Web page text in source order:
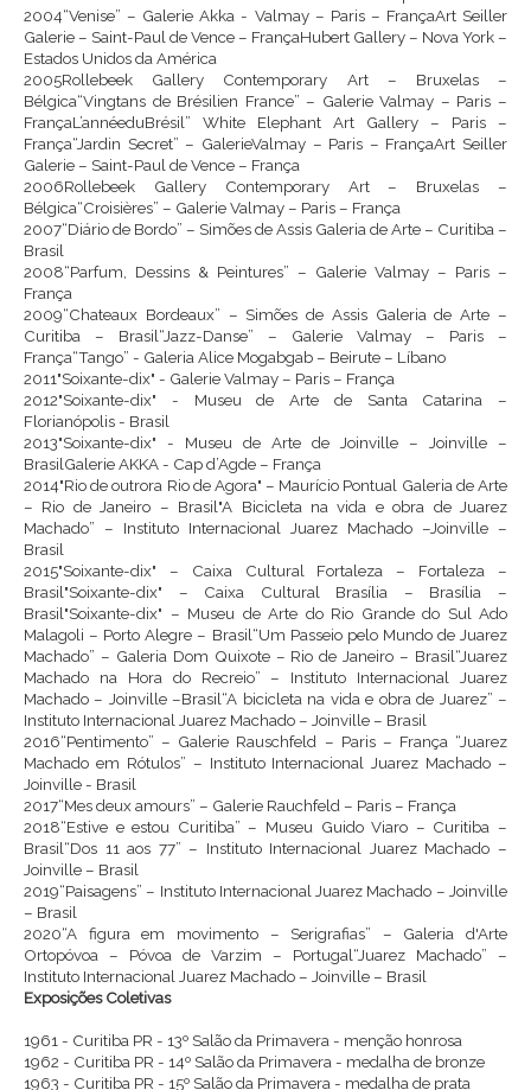
2004“Venise” – Galerie Akka - Valmay – Paris – FrançaArt Seiller
Galerie – Saint-Paul de Vence – FrançaHubert Gallery – Nova York –
Estados Unidos da América
2005Rollebeek Gallery Contemporary Art – Bruxelas –
Bélgica“Vingtans de Brésilien France” – Galerie Valmay – Paris –
FrançaL’annéeduBrésil” White Elephant Art Gallery – Paris –
França“Jardin Secret” – GalerieValmay – Paris – FrançaArt Seiller
Galerie – Saint-Paul de Vence – França
2006Rollebeek Gallery Contemporary Art – Bruxelas –
Bélgica“Croisières” – Galerie Valmay – Paris – França
2007“Diário de Bordo” – Simões de Assis Galeria de Arte – Curitiba –
Brasil
2008“Parfum, Dessins & Peintures” – Galerie Valmay – Paris –
França
2009“Chateaux Bordeaux” – Simões de Assis Galeria de Arte –
Curitiba – Brasil“Jazz-Danse” – Galerie Valmay – Paris –
França“Tango” - Galeria Alice Mogabgab – Beirute – Líbano
2011"Soixante-dix" - Galerie Valmay – Paris – França
2012"Soixante-dix" - Museu de Arte de Santa Catarina –
Florianópolis - Brasil
2013"Soixante-dix" - Museu de Arte de Joinville – Joinville –
BrasilGalerie AKKA - Cap d’Agde – França
2014"Rio de outrora Rio de Agora" – Maurício Pontual Galeria de Arte
– Rio de Janeiro – Brasil"A Bicicleta na vida e obra de Juarez
Machado” – Instituto Internacional Juarez Machado –Joinville –
Brasil
2015"Soixante-dix" – Caixa Cultural Fortaleza – Fortaleza –
Brasil"Soixante-dix" – Caixa Cultural Brasília – Brasília –
Brasil"Soixante-dix" – Museu de Arte do Rio Grande do Sul Ado
Malagoli – Porto Alegre – Brasil“Um Passeio pelo Mundo de Juarez
Machado” – Galeria Dom Quixote – Rio de Janeiro – Brasil“Juarez
Machado na Hora do Recreio” – Instituto Internacional Juarez
Machado – Joinville –Brasil“A bicicleta na vida e obra de Juarez” –
Instituto Internacional Juarez Machado – Joinville – Brasil
2016“Pentimento” – Galerie Rauschfeld – Paris – França “Juarez
Machado em Rótulos” – Instituto Internacional Juarez Machado –
Joinville - Brasil
2017“Mes deux amours” – Galerie Rauchfeld – Paris – França
2018“Estive e estou Curitiba” – Museu Guido Viaro – Curitiba –
Brasil“Dos 11 aos 77” – Instituto Internacional Juarez Machado –
Joinville – Brasil
2019“Paisagens” – Instituto Internacional Juarez Machado – Joinville
– Brasil
2020“A figura em movimento – Serigrafias” – Galeria d'Arte
Ortopóvoa – Póvoa de Varzim – Portugal“Juarez Machado” –
Instituto Internacional Juarez Machado – Joinville – Brasil
Exposições Coletivas
1961 - Curitiba PR - 13º Salão da Primavera - menção honrosa
1962 - Curitiba PR - 14º Salão da Primavera - medalha de bronze
1963 - Curitiba PR - 15º Salão da Primavera - medalha de prata